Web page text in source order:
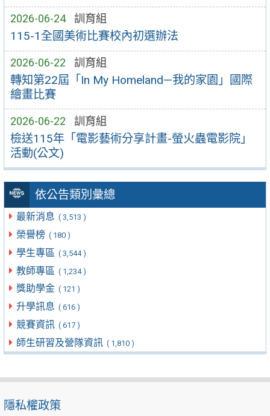
2026-06-24 訓育組
115-1全國美術比賽校內初選辦法
2026-06-22 訓育組
轉知第22屆「In My Homeland—我的家園」國際
繪畫比賽
2026-06-22 訓育組
檢送115年「電影藝術分享計畫-螢火蟲電影院」
活動(公文)
依公告類別彙總
最新消息 ( 3,513 )
榮譽榜 ( 180 )
學生專區 ( 3,544 )
教師專區 ( 1,234 )
獎助學金 ( 121 )
升學訊息 ( 616 )
競賽資訊 ( 617 )
師生研習及營隊資訊 ( 1,810 )
隱私權政策